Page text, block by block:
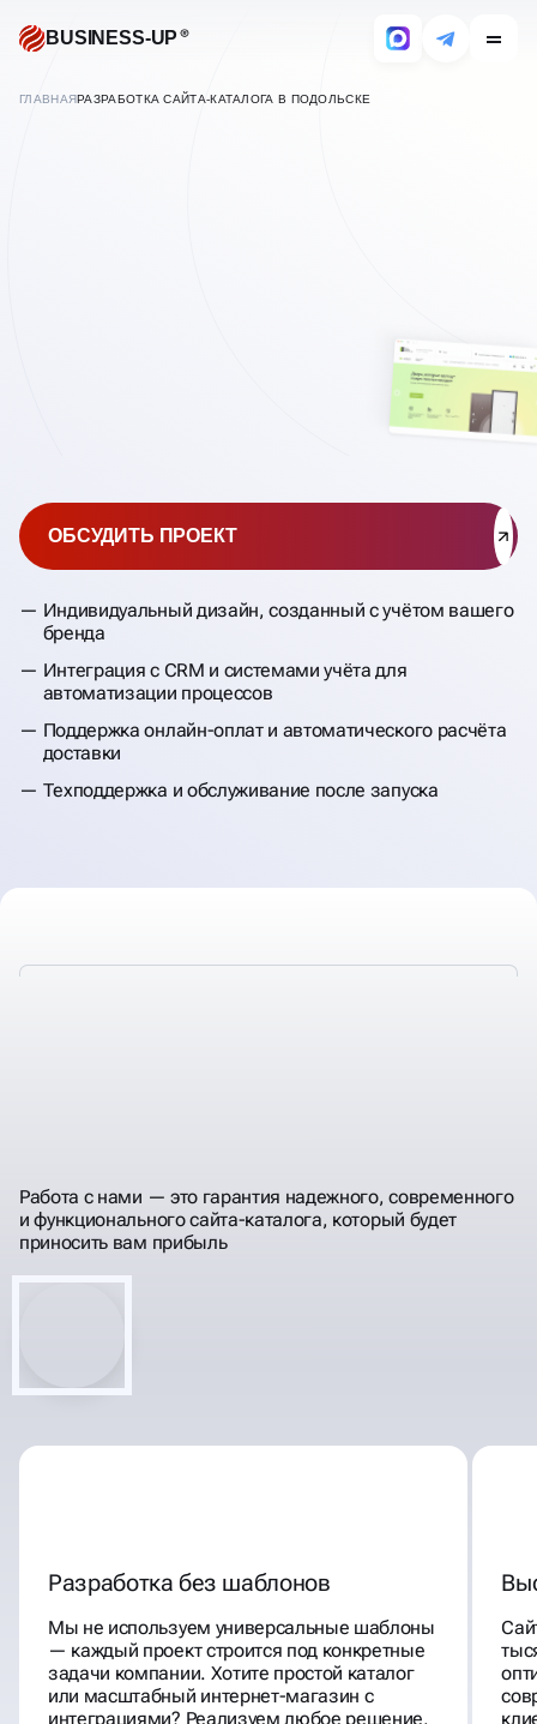
BUSINESS-UP
ГЛАВНАЯРАЗРАБОТКА САЙТА-КАТАЛОГА В ПОДОЛЬСКЕ
Индивидуальный дизайн, созданный с учётом вашего
бренда
Интеграция с CRM и системами учёта для
автоматизации процессов
Поддержка онлайн-оплат и автоматического расчёта
доставки
Техподдержка и обслуживание после запуска
ОБСУДИТЬ ПРОЕКТ
ДЛЯ РОСТА ВАШЕГО
БИЗНЕСА
Работа с нами — это гарантия надежного, современного
и функционального сайта-каталога, который будет
приносить вам прибыль
Разработка без шаблонов
Мы не используем универсальные шаблоны
— каждый проект строится под конкретные
задачи компании. Хотите простой каталог
или масштабный интернет-магазин с
интеграциями? Реализуем любое решение,